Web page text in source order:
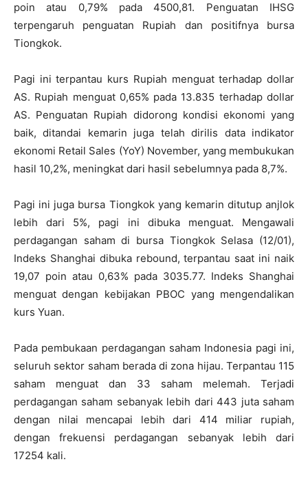
poin atau 0,79% pada 4500,81. Penguatan IHSG
terpengaruh penguatan Rupiah dan positifnya bursa
Tiongkok.
Pagi ini terpantau kurs Rupiah menguat terhadap dollar
AS. Rupiah menguat 0,65% pada 13.835 terhadap dollar
AS. Penguatan Rupiah didorong kondisi ekonomi yang
baik, ditandai kemarin juga telah dirilis data indikator
ekonomi Retail Sales (YoY) November, yang membukukan
hasil 10,2%, meningkat dari hasil sebelumnya pada 8,7%.
Pagi ini juga bursa Tiongkok yang kemarin ditutup anjlok
lebih dari 5%, pagi ini dibuka menguat. Mengawali
perdagangan saham di bursa Tiongkok Selasa (12/01),
Indeks Shanghai dibuka rebound, terpantau saat ini naik
19,07 poin atau 0,63% pada 3035.77. Indeks Shanghai
menguat dengan kebijakan PBOC yang mengendalikan
kurs Yuan.
Pada pembukaan perdagangan saham Indonesia pagi ini,
seluruh sektor saham berada di zona hijau. Terpantau 115
saham menguat dan 33 saham melemah. Terjadi
perdagangan saham sebanyak lebih dari 443 juta saham
dengan nilai mencapai lebih dari 414 miliar rupiah,
dengan frekuensi perdagangan sebanyak lebih dari
17254 kali.